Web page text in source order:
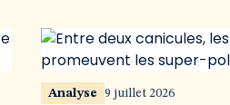
Analyse 9 juillet 2026